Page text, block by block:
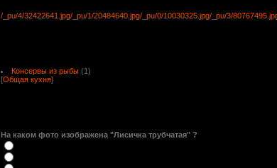
/_pu/4/32422641.jpg/_pu/1/20484640.jpg/_pu/0/10030325.jpg/_pu/3/
Консервы из рыбы (1)
[Общая кухня]
На каком фото изображена "Лисичка трубчатая" ?